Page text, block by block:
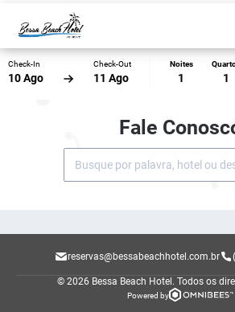
Check-In
10 Ago
Check-Out
11 Ago
Noites
1 1
Fale
reservas@bessabeachhotel.com.br
© 2026 Bessa Beach Hotel. Todos os
Powered by